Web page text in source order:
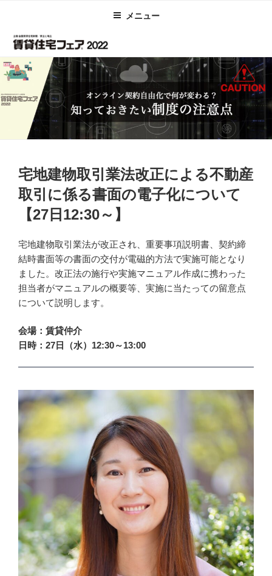
ツ
へ
ス
キ
プ
メニュー
投
稿
日:
宅地建物取引業法改正による不動産
取引に係る書面の電子化について
【27日12:30～】
宅地建物取引業法が改正され、重要事項説明書、契約締
結時書面等の書面の交付が電磁的方法で実施可能となり
ました。改正法の施行や実施マニュアル作成に携わった
担当者がマニュアルの概要等、実施に当たっての留意点
について説明します。
会場：賃貸仲介
日時：27日（水）12:30～13:00